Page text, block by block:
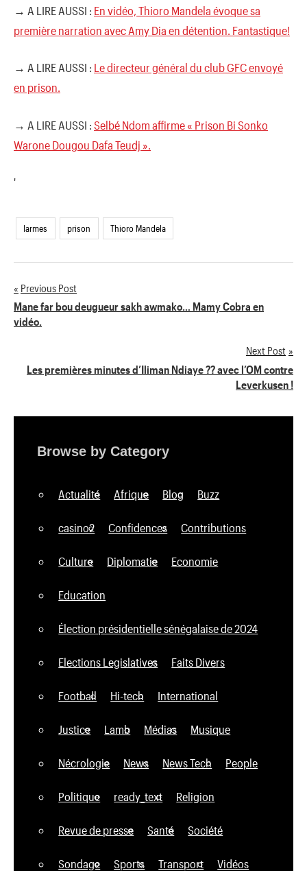
→ A LIRE AUSSI : En vidéo, Thioro Mandela évoque sa
première narration avec Amy Dia en détention. Fantastique!
→ A LIRE AUSSI : Le directeur général du club GFC envoyé
en prison.
→ A LIRE AUSSI : Selbé Ndom affirme « Prison Bi Sonko
Warone Dougou Dafa Teudj ».
'
larmes prison Thioro Mandela
Navigation
de
Previous Post
Mane far bou deugueur sakh awmako… Mamy Cobra en
vidéo.
Next Post
Les premières minutes d’Iliman Ndiaye ?? avec l’OM contre
Leverkusen !
Browse by Category
Actualité Afrique Blog Buzz
casino2 Confidences Contributions
Culture Diplomatie Economie
Education
Élection présidentielle sénégalaise de 2024
Elections Legislatives Faits Divers
Football Hi-tech International
Justice Lamb Médias Musique
Nécrologie News News Tech People
Politique ready_text Religion
Revue de presse Santé Société
Sondage Sports Transport Vidéos